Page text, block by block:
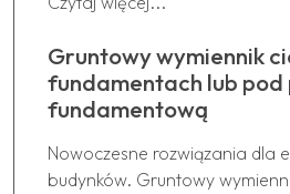
Gruntowy wymiennik
fundamentach lub pod
fundamentową
Nowoczesne rozwiązania dla
budynków. Gruntowy